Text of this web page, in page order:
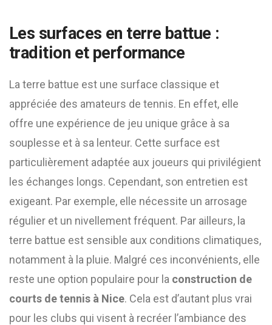
Les surfaces en terre battue :
tradition et performance
La terre battue est une surface classique et
appréciée des amateurs de tennis. En effet, elle
offre une expérience de jeu unique grâce à sa
souplesse et à sa lenteur. Cette surface est
particulièrement adaptée aux joueurs qui privilégient
les échanges longs. Cependant, son entretien est
exigeant. Par exemple, elle nécessite un arrosage
régulier et un nivellement fréquent. Par ailleurs, la
terre battue est sensible aux conditions climatiques,
notamment à la pluie. Malgré ces inconvénients, elle
reste une option populaire pour la construction de
courts de tennis à Nice. Cela est d’autant plus vrai
pour les clubs qui visent à recréer l’ambiance des